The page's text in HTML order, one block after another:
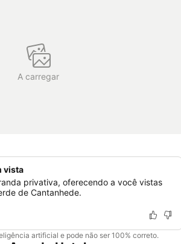
A carregar
vista
privativa, oferecendo a você vistas
de Cantanhede.
artificial e pode não ser 100% correto.